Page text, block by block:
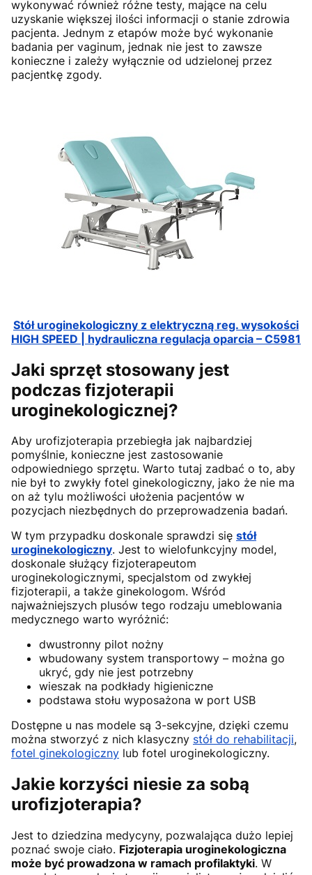
wykonywać również różne testy, mające na celu
uzyskanie większej ilości informacji o stanie zdrowia
pacjenta. Jednym z etapów może być wykonanie
badania per vaginum, jednak nie jest to zawsze
konieczne i zależy wyłącznie od udzielonej przez
pacjentkę zgody.
Stół uroginekologiczny z elektryczną reg. wysokości
HIGH SPEED | hydrauliczna regulacja oparcia – C5981
Jaki sprzęt stosowany jest
podczas fizjoterapii
uroginekologicznej?
Aby urofizjoterapia przebiegła jak najbardziej
pomyślnie, konieczne jest zastosowanie
odpowiedniego sprzętu. Warto tutaj zadbać o to, aby
nie był to zwykły fotel ginekologiczny, jako że nie ma
on aż tylu możliwości ułożenia pacjentów w
pozycjach niezbędnych do przeprowadzenia badań.
W tym przypadku doskonale sprawdzi się stół
uroginekologiczny. Jest to wielofunkcyjny model,
doskonale służący fizjoterapeutom
uroginekologicznymi, specjalstom od zwykłej
fizjoterapii, a także ginekologom. Wśród
najważniejszych plusów tego rodzaju umeblowania
medycznego warto wyróżnić:
dwustronny pilot nożny
wbudowany system transportowy – można go
ukryć, gdy nie jest potrzebny
wieszak na podkłady higieniczne
podstawa stołu wyposażona w port USB
Dostępne u nas modele są 3-sekcyjne, dzięki czemu
można stworzyć z nich klasyczny stół do rehabilitacji,
fotel ginekologiczny lub fotel uroginekologiczny.
Jakie korzyści niesie za sobą
urofizjoterapia?
Jest to dziedzina medycyny, pozwalająca dużo lepiej
poznać swoje ciało. Fizjoterapia uroginekologiczna
może być prowadzona w ramach profilaktyki. W